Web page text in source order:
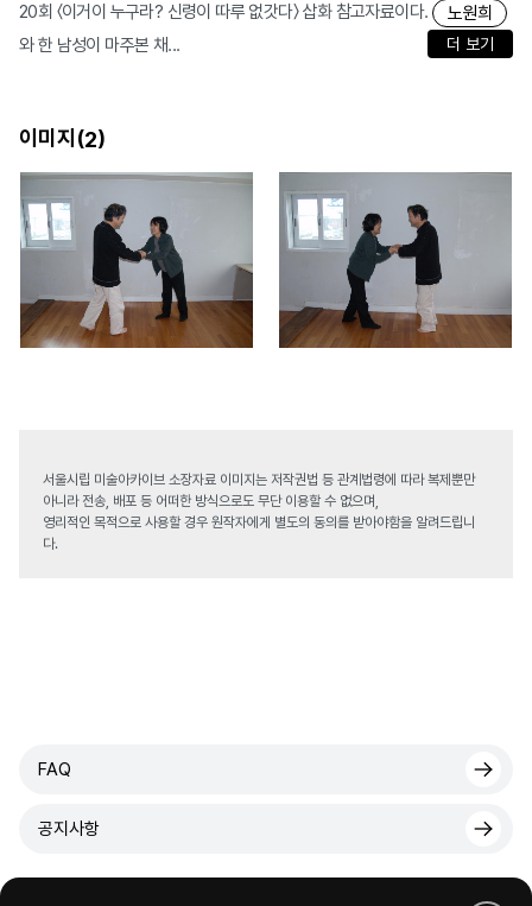
20회 〈이거이 누구라? 신령이 따루 없갓다〉 삽화 참고자료이다.
노원희
와 한 남성이 마주본 채...
더 보기
이미지(2)
서울시립 미술아카이브 소장자료 이미지는 저작권법 등 관계법령에 따라 복제뿐만
아니라 전송, 배포 등 어떠한 방식으로도 무단 이용할 수 없으며,
영리적인 목적으로 사용할 경우 원작자에게 별도의 동의를 받아야함을 알려드립니
다.
FAQ
공지사항